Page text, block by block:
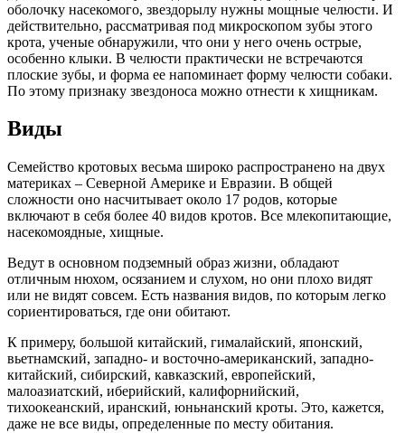
оболочку насекомого, звездорылу нужны мощные челюсти. И
действительно, рассматривая под микроскопом зубы этого
крота, ученые обнаружили, что они у него очень острые,
особенно клыки. В челюсти практически не встречаются
плоские зубы, и форма ее напоминает форму челюсти собаки.
По этому признаку звездоноса можно отнести к хищникам.
Виды
Семейство кротовых весьма широко распространено на двух
материках – Северной Америке и Евразии. В общей
сложности оно насчитывает около 17 родов, которые
включают в себя более 40 видов кротов. Все млекопитающие,
насекомоядные, хищные.
Ведут в основном подземный образ жизни, обладают
отличным нюхом, осязанием и слухом, но они плохо видят
или не видят совсем. Есть названия видов, по которым легко
сориентироваться, где они обитают.
К примеру, большой китайский, гималайский, японский,
вьетнамский, западно- и восточно-американский, западно-
китайский, сибирский, кавказский, европейский,
малоазиатский, иберийский, калифорнийский,
тихоокеанский, иранский, юньнанский кроты. Это, кажется,
даже не все виды, определенные по месту обитания.